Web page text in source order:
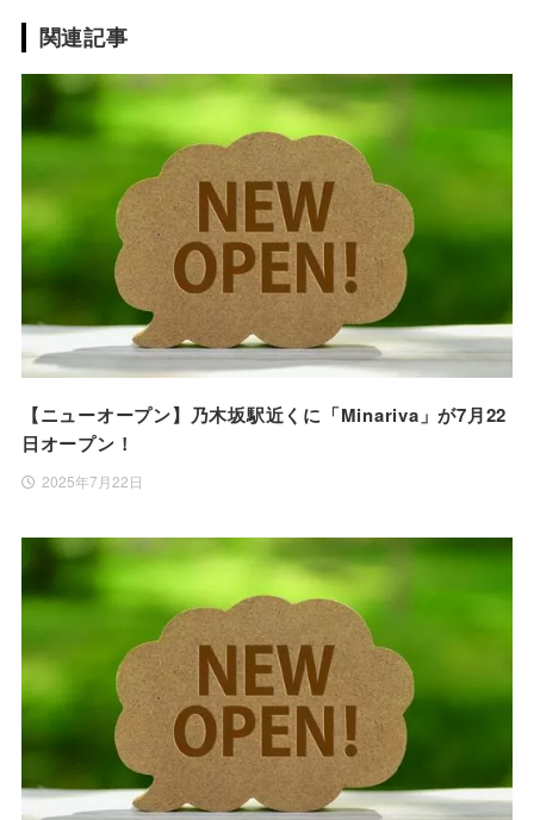
関連記事
【ニューオープン】乃木坂駅近くに「Minariva」が7月22
日オープン！
2025年7月22日